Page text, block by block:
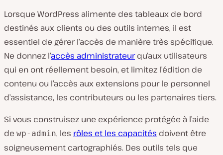
Lorsque WordPress alimente des tableaux de bord
destinés aux clients ou des outils internes, il est
essentiel de gérer l’accès de manière très spécifique.
Ne donnez l’accès administrateurqu’aux utilisateurs
qui en ont réellement besoin, et limitez l’édition de
contenu ou l’accès aux extensions pour le personnel
d’assistance, les contributeurs ou les partenaires tiers.
Si vous construisez une expérience protégée à l’aide
de wp-admin, les rôles et les capacités doivent être
soigneusement cartographiés. Des outils tels que